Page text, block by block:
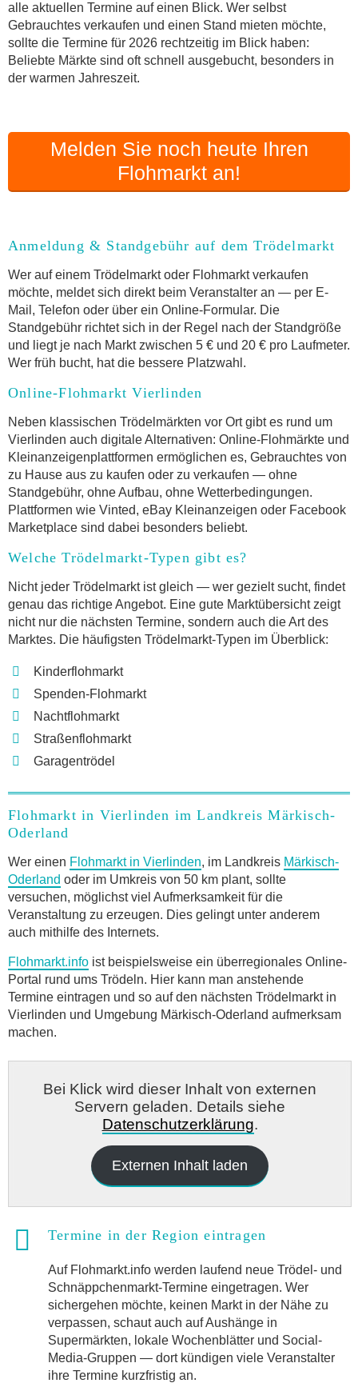
Aktuelle Flohmarkt-Termine für Vierlinden und
Umgebung
Kleinanzeigen Vierlinden als Alternative zum
Trödelmarkt
Flohmarkt-Termin melden
alle aktuellen Termine auf einen Blick. Wer selbst
Gebrauchtes verkaufen und einen Stand mieten möchte,
sollte die Termine für 2026 rechtzeitig im Blick haben:
Beliebte Märkte sind oft schnell ausgebucht, besonders in
der warmen Jahreszeit.
Melden Sie noch heute Ihren
Flohmarkt an!
Anmeldung & Standgebühr auf dem Trödelmarkt
Wer auf einem Trödelmarkt oder Flohmarkt verkaufen
möchte, meldet sich direkt beim Veranstalter an — per E-
Mail, Telefon oder über ein Online-Formular. Die
Standgebühr richtet sich in der Regel nach der Standgröße
und liegt je nach Markt zwischen 5 € und 20 € pro Laufmeter.
Wer früh bucht, hat die bessere Platzwahl.
Online-Flohmarkt Vierlinden
Neben klassischen Trödelmärkten vor Ort gibt es rund um
Vierlinden auch digitale Alternativen: Online-Flohmärkte und
Kleinanzeigenplattformen ermöglichen es, Gebrauchtes von
zu Hause aus zu kaufen oder zu verkaufen — ohne
Standgebühr, ohne Aufbau, ohne Wetterbedingungen.
Plattformen wie Vinted, eBay Kleinanzeigen oder Facebook
Marketplace sind dabei besonders beliebt.
Welche Trödelmarkt-Typen gibt es?
Nicht jeder Trödelmarkt ist gleich — wer gezielt sucht, findet
genau das richtige Angebot. Eine gute Marktübersicht zeigt
nicht nur die nächsten Termine, sondern auch die Art des
Marktes. Die häufigsten Trödelmarkt-Typen im Überblick:
Kinderflohmarkt
Spenden-Flohmarkt
Nachtflohmarkt
Straßenflohmarkt
Garagentrödel
Flohmarkt in Vierlinden im Landkreis Märkisch-
Oderland
Wer einen Flohmarkt in Vierlinden, im Landkreis Märkisch-
Oderland oder im Umkreis von 50 km plant, sollte
versuchen, möglichst viel Aufmerksamkeit für die
Veranstaltung zu erzeugen. Dies gelingt unter anderem
auch mithilfe des Internets.
Flohmarkt.info ist beispielsweise ein überregionales Online-
Portal rund ums Trödeln. Hier kann man anstehende
Termine eintragen und so auf den nächsten Trödelmarkt in
Vierlinden und Umgebung Märkisch-Oderland aufmerksam
machen.
Bei Klick wird dieser Inhalt von externen
Servern geladen. Details siehe
Datenschutzerklärung.
Externen Inhalt laden
Termine in der Region eintragen
Auf Flohmarkt.info werden laufend neue Trödel- und
Schnäppchenmarkt-Termine eingetragen. Wer
sichergehen möchte, keinen Markt in der Nähe zu
verpassen, schaut auch auf Aushänge in
Supermärkten, lokale Wochenblätter und Social-
Media-Gruppen — dort kündigen viele Veranstalter
ihre Termine kurzfristig an.